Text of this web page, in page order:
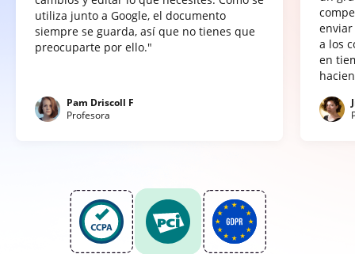
utiliza junto a Google, el documento
siempre se guarda, así que no tienes que
preocuparte por ello."
Pam Driscoll F
Profesora
a los
en